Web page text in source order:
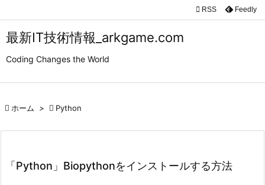
最新IT技術情報_arkgame.com
Coding Changes the World


 RSS Feedly
 ホーム >  Python
「Python」Biopythonをインストールする方法